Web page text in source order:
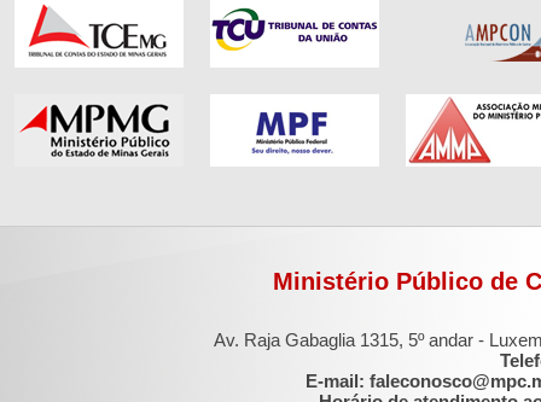
Ministério Público de
Av. Raja Gabaglia 1315, 5º andar -
E-mail: